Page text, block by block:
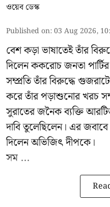
ওয়েব ডেস্ক
Published on:03 Aug 2026,
বেশ কড়া ভাষাতেই তাঁর
দিলেন ককরোচ জনতা পার্টির
সম্প্রতি তাঁর বিরুদ্ধে
করে তাঁর পড়াশুনোর খরচ
সুরাতের জনৈক ব্যক্তি
দাবি তুলেছিলেন। এর
দিলেন অভিজিৎ দীপকে।
সম ...